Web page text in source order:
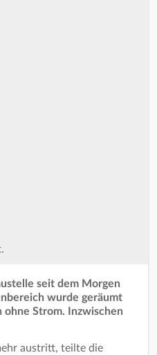
seit dem Morgen
wurde geräumt
Strom. Inzwischen
austritt, teilte die